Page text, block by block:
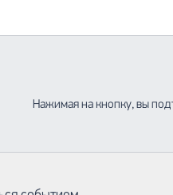
Нажимая на кнопку, вы